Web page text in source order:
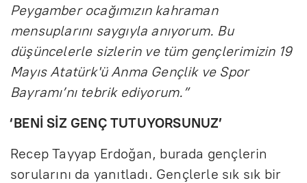
Peygamber ocağımızın kahraman
mensuplarını saygıyla anıyorum. Bu
düşüncelerle sizlerin ve tüm gençlerimizin 19
Mayıs Atatürk'ü Anma Gençlik ve Spor
Bayramı’nı tebrik ediyorum.”
‘BENİ SİZ GENÇ TUTUYORSUNUZ’
Recep Tayyap Erdoğan, burada gençlerin
sorularını da yanıtladı. Gençlerle sık sık bir